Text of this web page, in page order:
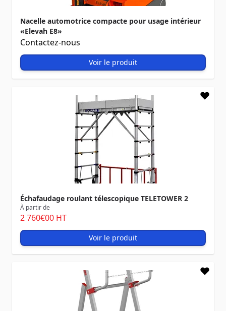
Nacelle automotrice compacte pour usage intérieur
«Elevah E8»
Contactez-nous
Voir le produit
Échafaudage roulant télescopique TELETOWER 2
À partir de
2 760€00 HT
Voir le produit